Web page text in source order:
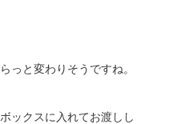
っと変わりそうですね。
ックスに入れてお渡しし